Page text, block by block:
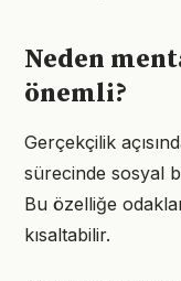
Neden
önemli?
Gerçekçilik
sürecinde sosyal
Bu özelliğe
kısaltabilir.